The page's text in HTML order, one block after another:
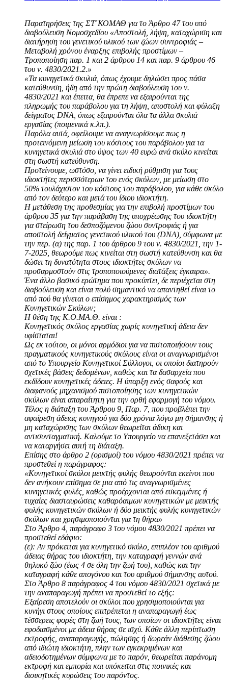
Παρατηρήσεις της ΣΤ΄ΚΟΜΑΘ για το Άρθρο 47 του υπό
διαβούλευση Νομοσχεδίου «Αποστολή, λήψη, καταχώριση και
διατήρηση του γενετικού υλικού των ζώων συντροφιάς –
Μεταβολή χρόνου έναρξης επιβολής προστίμων –
Τροποποίηση παρ. 1 και 2 άρθρου 14 και παρ. 9 άρθρου 46
του ν. 4830/2021.2.»
«Τα κυνηγετικά σκυλιά, όπως έχουμε δηλώσει προς πάσα
κατεύθυνση, ήδη από την πρώτη διαβούλευση του ν.
4830/2021 και έπειτα, θα έπρεπε να εξαιρούνται της
πληρωμής του παράβολου για τη λήψη, αποστολή και φύλαξη
δείγματος DNA, όπως εξαιρούνται όλα τα άλλα σκυλιά
εργασίας (ποιμενικά κ.λπ.).
Παρόλα αυτά, οφείλουμε να αναγνωρίσουμε πως η
προτεινόμενη μείωση του κόστους του παράβολου για τα
κυνηγετικά σκυλιά στο ύψος των 40 ευρώ ανά σκύλο κινείται
στη σωστή κατεύθυνση.
Προτείνουμε, ωστόσο, να γίνει ειδική ρύθμιση για τους
ιδιοκτήτες περισσότερων του ενός σκύλων, με μείωση στο
50% τουλάχιστον του κόστους του παράβολου, για κάθε σκύλο
από τον δεύτερο και μετά του ίδιου ιδιοκτήτη.
Η μετάθεση της προθεσμίας για την επιβολή προστίμων του
άρθρου 35 για την παράβαση της υποχρέωσης του ιδιοκτήτη
για στείρωση του δεσποζόμενου ζώου συντροφιάς ή για
αποστολή δείγματος γενετικού υλικού του (DNA), σύμφωνα με
την περ. (α) της παρ. 1 του άρθρου 9 του ν. 4830/2021, την 1-
7-2025, θεωρούμε πως κινείται στη σωστή κατεύθυνση και θα
δώσει τη δυνατότητα στους ιδιοκτήτες σκύλων να
προσαρμοστούν στις τροποποιούμενες διατάξεις έγκαιρα».
Ένα άλλο βασικό ερώτημα που προκύπτει, δε περιέχεται στη
διαβούλευση και είναι πολύ σημαντικό να απαντηθεί είναι το
από πού θα γίνεται ο επίσημος χαρακτηρισμός των
Κυνηγετικών Σκύλων;
Η θέση της Κ.Ο.ΜΑ.Θ. είναι :
Kυνηγετικός σκύλος εργασίας χωρίς κυνηγετική άδεια δεν
υφίσταται!
Ως εκ τούτου, οι μόνοι αρμόδιοι για να πιστοποιήσουν τους
πραγματικούς κυνηγετικούς σκύλους είναι οι αναγνωρισμένοι
από το Υπουργείο Κυνηγετικοί Σύλλογοι, οι οποίοι διατηρούν
σχετικές βάσεις δεδομένων, καθώς και τα δασαρχεία που
εκδίδουν κυνηγετικές άδειες. Η ύπαρξη ενός σαφούς και
διαφανούς μηχανισμού πιστοποίησης των κυνηγετικών
σκύλων είναι απαραίτητη για την ορθή εφαρμογή του νόμου.
Τέλος η διάταξη του Άρθρου 9, Παρ. 7, που προβλέπει την
αφαίρεση άδειας κυνηγιού για δύο χρόνια λόγω μη σήμανσης ή
μη καταχώρισης των σκύλων θεωρείται άδικη και
αντισυνταγματική. Καλούμε το Υπουργείο να επανεξετάσει και
να καταργήσει αυτή τη διάταξη.
Επίσης στο άρθρο 2 (ορισμοί) του νόμου 4830/2021 πρέπει να
προστεθεί η παράγραφος:
«Κυνηγετικοί σκύλοι μεικτής φυλής θεωρούνται εκείνοι που
δεν ανήκουν επίσημα σε μια από τις αναγνωρισμένες
κυνηγετικές φυλές, καθώς προέρχονται από εσκεμμένες ή
τυχαίες διασταυρώσεις καθαρόαιμων κυνηγετικών με μεικτής
φυλής κυνηγετικών σκύλων ή δύο μεικτής φυλής κυνηγετικών
σκύλων και χρησιμοποιούνται για τη θήρα»
Στο Άρθρο 4, παράγραφο 3 του νόμου 4830/2021 πρέπει να
προστεθεί εδάφιο:
(ε): Αν πρόκειται για κυνηγετικό σκύλο, επιπλέον του αριθμού
άδειας θήρας του ιδιοκτήτη, την καταγραφή γεννών ανά
θηλυκό ζώο (έως 4 σε όλη την ζωή του), καθώς και την
καταγραφή κάθε απογόνου και του αριθμού σήμανσης αυτού.
Στο Άρθρο 8 παράγραφος 4 του νόμου 4830/2021 σχετικά με
την αναπαραγωγή πρέπει να προστεθεί το εξής:
Εξαίρεση αποτελούν οι σκύλοι που χρησιμοποιούνται για
κυνήγι στους οποίους επιτρέπεται η αναπαραγωγή έως
τέσσερεις φορές στη ζωή τους, των οποίων οι ιδιοκτήτες είναι
εφοδιασμένοι με άδεια θήρας σε ισχύ. Κάθε άλλη περίπτωση
εκτροφής, αναπαραγωγής, πώλησης ή δωρεάν διάθεσης ζώου
από ιδιώτη ιδιοκτήτη, πλην των εγκεκριμένων και
αδειοδοτημένων σύμφωνα με το παρόν, θεωρείται παράνομη
εκτροφή και εμπορία και υπόκειται στις ποινικές και
διοικητικές κυρώσεις του παρόντος.